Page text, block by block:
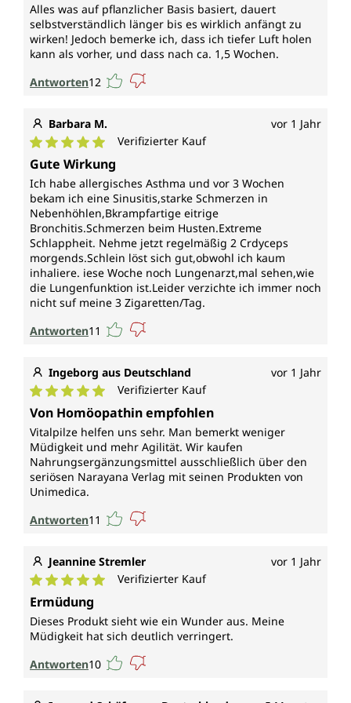
Alles was auf pflanzlicher Basis basiert, dauert
selbstverständlich länger bis es wirklich anfängt zu
wirken! Jedoch bemerke ich, dass ich tiefer Luft holen
kann als vorher, und dass nach ca. 1,5 Wochen.
Antworten12
Barbara M. vor 1 Jahr
Durchschnittliche Bewertung von 5 von 5 Sternen
Verifizierter Kauf
Gute Wirkung
Ich habe allergisches Asthma und vor 3 Wochen
bekam ich eine Sinusitis,starke Schmerzen in
Nebenhöhlen,Bkrampfartige eitrige
Bronchitis.Schmerzen beim Husten.Extreme
Schlappheit. Nehme jetzt regelmäßig 2 Crdyceps
morgends.Schlein löst sich gut,obwohl ich kaum
inhaliere. iese Woche noch Lungenarzt,mal sehen,wie
die Lungenfunktion ist.Leider verzichte ich immer noch
nicht suf meine 3 Zigaretten/Tag.
Antworten11
Ingeborg aus Deutschland vor 1 Jahr
Durchschnittliche Bewertung von 5 von 5 Sternen
Verifizierter Kauf
Von Homöopathin empfohlen
Vitalpilze helfen uns sehr. Man bemerkt weniger
Müdigkeit und mehr Agilität. Wir kaufen
Nahrungsergänzungsmittel ausschließlich über den
seriösen Narayana Verlag mit seinen Produkten von
Unimedica.
Antworten11
Jeannine Stremler vor 1 Jahr
Durchschnittliche Bewertung von 5 von 5 Sternen
Verifizierter Kauf
Ermüdung
Dieses Produkt sieht wie ein Wunder aus. Meine
Müdigkeit hat sich deutlich verringert.
Antworten10